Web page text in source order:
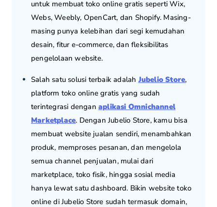
untuk membuat toko online gratis seperti Wix,
Webs, Weebly, OpenCart, dan Shopify. Masing-
masing punya kelebihan dari segi kemudahan
desain, fitur e-commerce, dan fleksibilitas
pengelolaan website.
Salah satu solusi terbaik adalahJubelio Store,
platform toko online gratis yang sudah
terintegrasi dengan aplikasi Omnichannel
Marketplace. Dengan Jubelio Store, kamu bisa
membuat website jualan sendiri, menambahkan
produk, memproses pesanan, dan mengelola
semua channel penjualan, mulai dari
marketplace, toko fisik, hingga sosial media
hanya lewat satu dashboard. Bikin website toko
online di Jubelio Store sudah termasuk domain,